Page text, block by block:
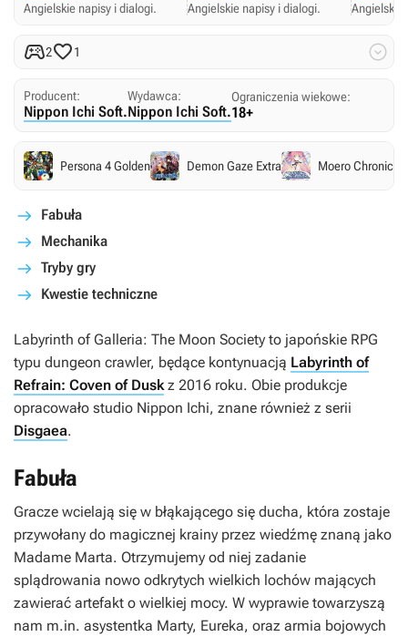
Angielskie napisy i dialogi.
Angielskie napisy i dialogi.
Angielskie
21 
Producent:
Nippon Ichi Soft.
Wydawca:
Nippon Ichi Soft.
Ograniczenia wiekowe:
18+
Persona 4 Golden Demon Gaze Extra Moero Chronicle
Fabuła
Mechanika
Tryby gry
Kwestie techniczne
Labyrinth of Galleria: The Moon Society to japońskie RPG
typu dungeon crawler, będące kontynuacją Labyrinth of
Refrain: Coven of Duskz 2016 roku. Obie produkcje
opracowało studio Nippon Ichi, znane również z serii
Disgaea.
Fabuła
Gracze wcielają się w błąkającego się ducha, która zostaje
przywołany do magicznej krainy przez wiedźmę znaną jako
Madame Marta. Otrzymujemy od niej zadanie
splądrowania nowo odkrytych wielkich lochów mających
zawierać artefakt o wielkiej mocy. W wyprawie towarzyszą
nam m.in. asystentka Marty, Eureka, oraz armia bojowych